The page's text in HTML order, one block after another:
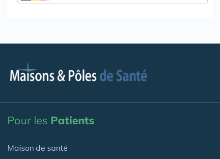
Pour les Patients
Maison de santé